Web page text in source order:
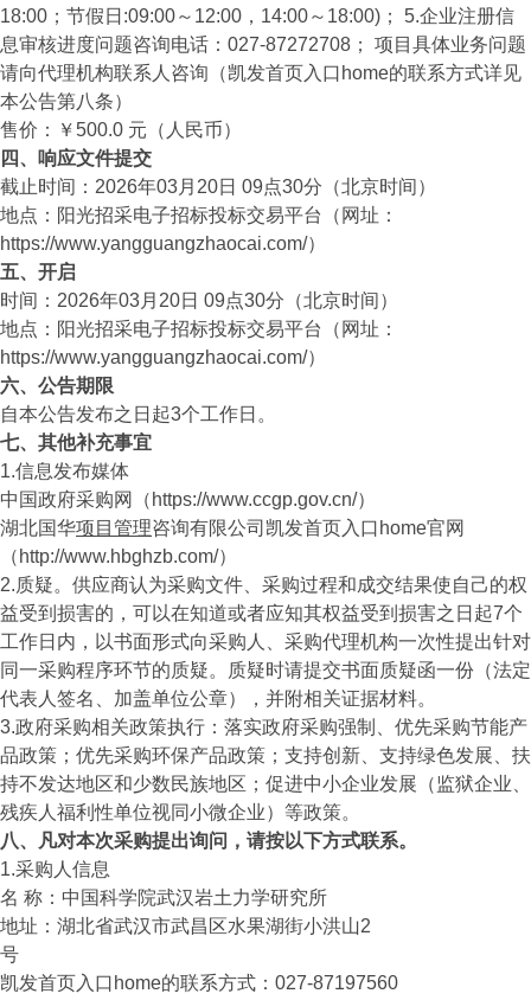
18:00；节假日:09:00～12:00，14:00～18:00)； 5.企业注册信
息审核进度问题咨询电话：027-87272708； 项目具体业务问题
请向代理机构联系人咨询（凯发首页入口home的联系方式详见
本公告第八条）
售价：￥500.0 元（人民币）
四、响应文件提交
截止时间：2026年03月20日 09点30分（北京时间）
地点：阳光招采电子招标投标交易平台（网址：
https://www.yangguangzhaocai.com/）
五、开启
时间：2026年03月20日 09点30分（北京时间）
地点：阳光招采电子招标投标交易平台（网址：
https://www.yangguangzhaocai.com/）
六、公告期限
自本公告发布之日起3个工作日。
七、其他补充事宜
1.信息发布媒体
中国政府采购网（https://www.ccgp.gov.cn/）
湖北国华项目管理咨询有限公司凯发首页入口home官网
（http://www.hbghzb.com/）
2.质疑。供应商认为采购文件、采购过程和成交结果使自己的权
益受到损害的，可以在知道或者应知其权益受到损害之日起7个
工作日内，以书面形式向采购人、采购代理机构一次性提出针对
同一采购程序环节的质疑。质疑时请提交书面质疑函一份（法定
代表人签名、加盖单位公章），并附相关证据材料。
3.政府采购相关政策执行：落实政府采购强制、优先采购节能产
品政策；优先采购环保产品政策；支持创新、支持绿色发展、扶
持不发达地区和少数民族地区；促进中小企业发展（监狱企业、
残疾人福利性单位视同小微企业）等政策。
八、凡对本次采购提出询问，请按以下方式联系。
1.采购人信息
名 称：中国科学院武汉岩土力学研究所
地址：湖北省武汉市武昌区水果湖街小洪山2
号
凯发首页入口home的联系方式：027-87197560